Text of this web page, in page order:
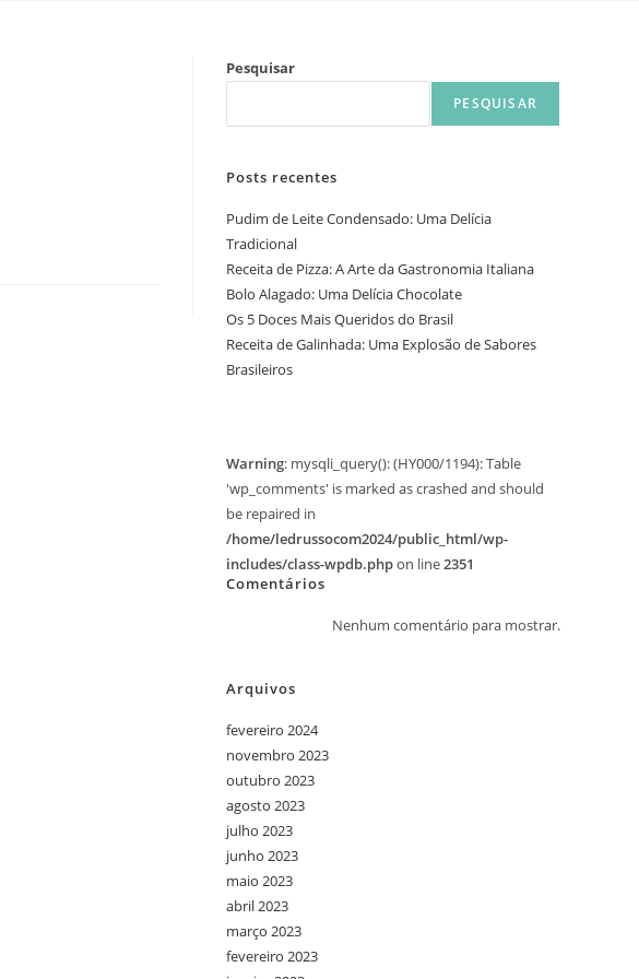
Pesquisar
PESQUISAR
Posts recentes
Pudim de Leite Condensado: Uma Delícia
Tradicional
Receita de Pizza: A Arte da Gastronomia Italiana
Bolo Alagado: Uma Delícia Chocolate
Os 5 Doces Mais Queridos do Brasil
Receita de Galinhada: Uma Explosão de Sabores
Brasileiros
Warning: mysqli_query(): (HY000/1194): Table
'wp_comments' is marked as crashed and should
be repaired in
/home/ledrussocom2024/public_html/wp-
includes/class-wpdb.phpon line2351
Comentários
Nenhum comentário para mostrar.
Arquivos
fevereiro 2024
novembro 2023
outubro 2023
agosto 2023
julho 2023
junho 2023
maio 2023
abril 2023
março 2023
fevereiro 2023